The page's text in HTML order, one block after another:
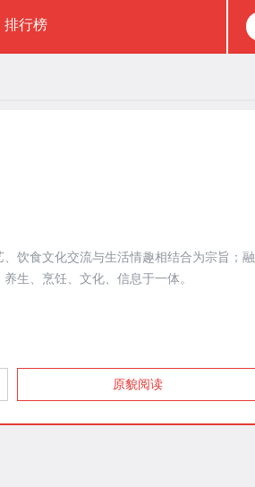
饮食文化交流与生活情趣相结合为宗旨；融
生、烹饪、文化、信息于一体。
原貌阅读
排行榜